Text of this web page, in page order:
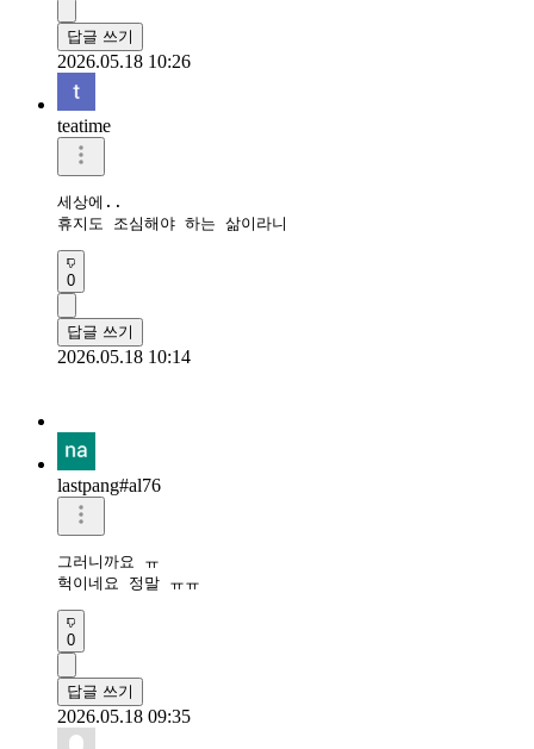
답글 쓰기
2026.05.18 10:26
teatime
세상에..
휴지도 조심해야 하는 삶이라니
0
답글 쓰기
2026.05.18 10:14
lastpang#al76
그러니까요 ㅠ
헉이네요 정말 ㅠㅠ
0
답글 쓰기
2026.05.18 09:35